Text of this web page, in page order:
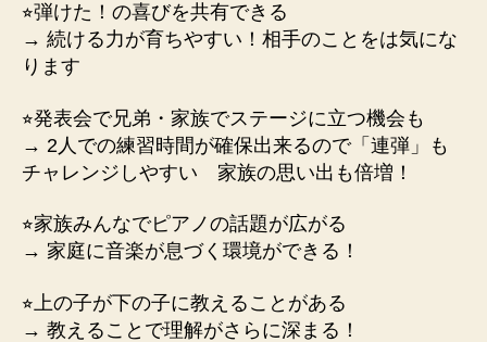
⭐︎弾けた！の喜びを共有できる
→ 続ける力が育ちやすい！相手のことをは気にな
ります
⭐︎発表会で兄弟・家族でステージに立つ機会も
→ 2人での練習時間が確保出来るので「連弾」も
チャレンジしやすい 家族の思い出も倍増！
⭐︎家族みんなでピアノの話題が広がる
→ 家庭に音楽が息づく環境ができる！
⭐︎ 上の子が下の子に教えることがある
→ 教えることで理解がさらに深まる！